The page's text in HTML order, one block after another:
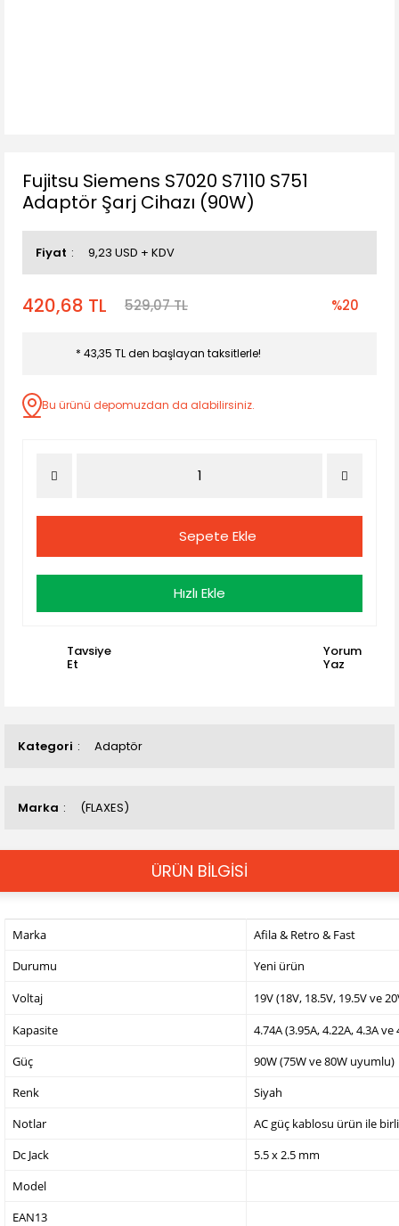
Kategori Adaptör
Marka (FLAXES)
Fujitsu Siemens S7020 S7110 S751
Adaptör Şarj Cihazı (90W)
Fiyat 9,23 USD + KDV
420,68 TL 529,07 TL %20
* 43,35 TL den başlayan taksitlerle!
Bu ürünü depomuzdan da alabilirsiniz.
Sepete Ekle
Hızlı Ekle
Tavsiye
Et
Yorum
Yaz
ÜRÜN BİLGİSİ
Marka
Afila & Retro & Fast
Durumu
Yeni ürün
Voltaj
19V (18V, 18.5V, 19.5V ve
Kapasite
4.74A (3.95A, 4.22A, 4.3A
Güç
90W (75W ve 80W uyumlu)
Renk
Siyah
Notlar
AC güç kablosu ürün ile
Dc Jack
5.5 x 2.5 mm
Model
EAN13